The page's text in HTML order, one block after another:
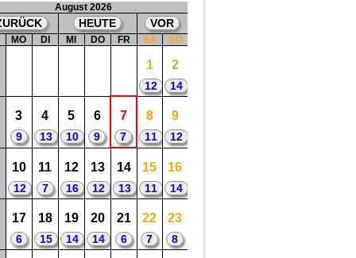
August 2026
HEUTE VOR
MO DI MI DO FR SA SO
1
12
2
14
3
9
4
13
5
10
6
9
7
7
8
11
9
12
10
12
11
7
12
16
13
12
14
13
15
11
16
14
17
6
18
15
19
14
20
14
21
6
22
7
23
8